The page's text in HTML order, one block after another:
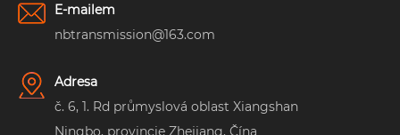
E-mailem
nbtransmission@163.com
Adresa
č. 6, 1. Rd průmyslová oblast Xiangshan
Ningbo, provincie Zhejiang, Čína